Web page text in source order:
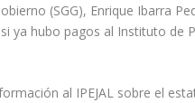
(SGG), Enrique Ibarra
ya hubo pagos al Instituto de
al IPEJAL sobre el